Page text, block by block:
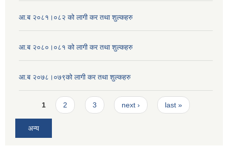
आ.ब २०८१।०८२ को लागी कर तथा शुल्कहरु
आ.ब २०८०।०८१ को लागी कर तथा शुल्कहरु
आ.ब २०७८।०७९को लागी कर तथा शुल्कहरु
Pages
1 2 3 next › last »
अन्य